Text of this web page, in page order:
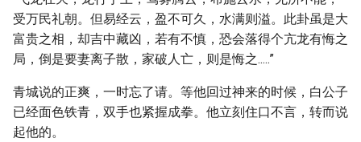
受万民礼朝。但易经云，盈不可久，水满则溢。此卦虽是大
富贵之相，却吉中藏凶，若有不慎，恐会落得个亢龙有悔之
局，倒是要妻离子散，家破人亡，则是悔之.....”
青城说的正爽，一时忘了请。等他回过神来的时候，白公子
已经面色铁青，双手也紧握成拳。他立刻住口不言，转而说
起他的。